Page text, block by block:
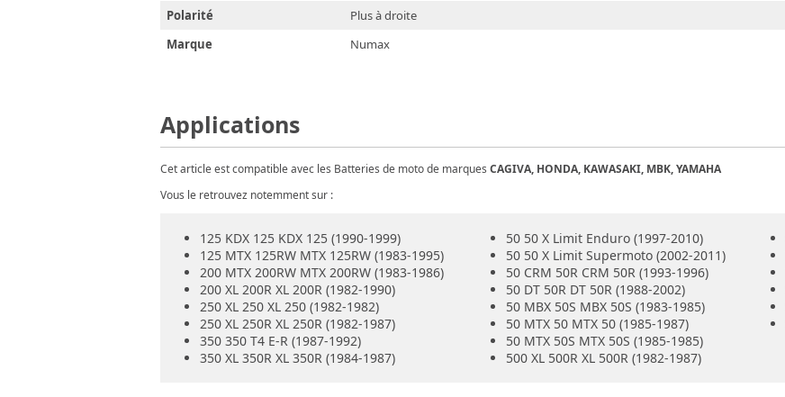
Polarité
Plus à droite
Marque
Numax
Applications
Cet article est compatible avec les Batteries de moto de marques CAGIVA, HONDA, KAWASAKI, MBK, YAMAHA
Vous le retrouvez notemment sur :
125 KDX 125 KDX 125 (1990-1999)
125 MTX 125RW MTX 125RW (1983-1995)
200 MTX 200RW MTX 200RW (1983-1986)
200 XL 200R XL 200R (1982-1990)
250 XL 250 XL 250 (1982-1982)
250 XL 250R XL 250R (1982-1987)
350 350 T4 E-R (1987-1992)
350 XL 350R XL 350R (1984-1987)
50 50 X Limit Enduro (1997-2010)
50 50 X Limit Supermoto (2002-2011)
50 CRM 50R CRM 50R (1993-1996)
50 DT 50R DT 50R (1988-2002)
50 MBX 50S MBX 50S (1983-1985)
50 MTX 50 MTX 50 (1985-1987)
50 MTX 50S MTX 50S (1985-1985)
500 XL 500R XL 500R (1982-1987)